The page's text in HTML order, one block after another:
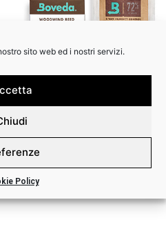
sito web ed i nostri servizi.
Policy
REED PROTECTION 2-PACK